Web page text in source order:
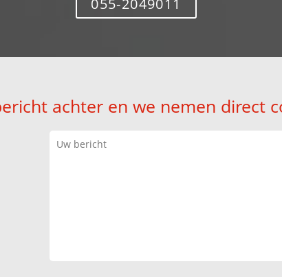
055-2049011
achter en we nemen direct